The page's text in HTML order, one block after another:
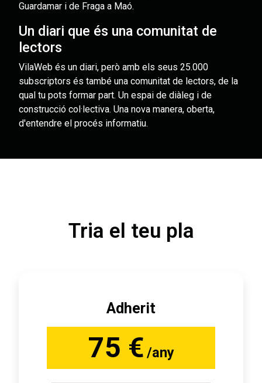
Guardamar i de Fraga a Maó.
Un diari que és una comunitat de
lectors
VilaWeb és un diari, però amb els seus 25.000
subscriptors és també una comunitat de lectors, de la
qual tu pots formar part. Un espai de diàleg i de
construcció col·lectiva. Una nova manera, oberta,
d'entendre el procés informatiu.
Tria el teu pla
Adherit
75 € /any